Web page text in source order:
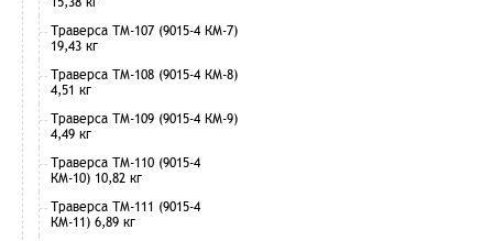
Траверса ТМ-107 (9015-4 КМ-7)
19,43 кг
Траверса ТМ-108 (9015-4 КМ-8)
4,51 кг
Траверса ТМ-109 (9015-4 КМ-9)
4,49 кг
Траверса ТМ-110 (9015-4
КМ-10) 10,82 кг
Траверса ТМ-111 (9015-4
КМ-11) 6,89 кг